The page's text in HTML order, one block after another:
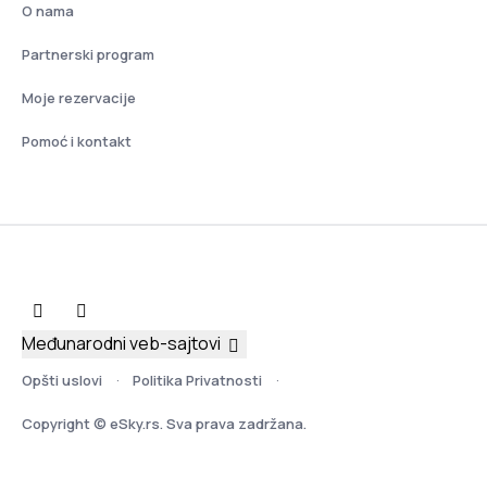
O nama
Partnerski program
Moje rezervacije
Pomoć i kontakt
Opšti uslovi Politika Privatnosti
Copyright © eSky.rs. Sva prava zadržana.
Međunarodni veb-sajtovi